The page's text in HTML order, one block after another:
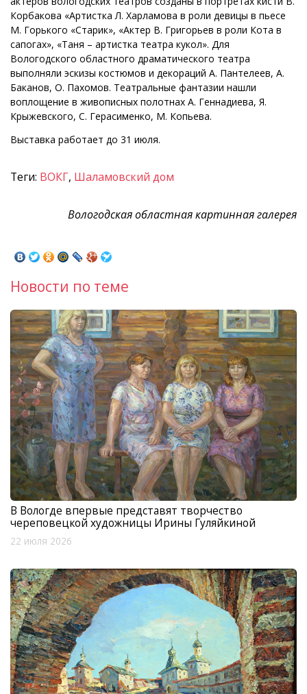
Корбакова «Артистка Л. Харламова в роли девицы в пьесе
М. Горького «Старик», «Актер В. Григорьев в роли Кота в
сапогах», «Таня – артистка театра кукол». Для
Вологодского областного драматического театра
выполняли эскизы костюмов и декораций А. Пантелеев, А.
Баканов, О. Пахомов. Театральные фантазии нашли
воплощение в живописных полотнах А. Геннадиева, Я.
Крыжевского, С. Герасименко, М. Копьева.
Выставка работает до 31 июля.
Теги: ВОКГ, Шаламовский дом
Вологодская областная картинная галерея
Новости по теме
В Вологде впервые представят творчество
череповецкой художницы Ирины Гуляйкиной
22 июля 2026